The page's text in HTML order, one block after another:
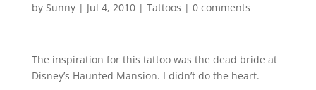
by Sunny| Jul 4, 2010| Tattoos | 0 comments
The inspiration for this tattoo was the dead bride at
Disney’s Haunted Mansion. I didn’t do the heart.